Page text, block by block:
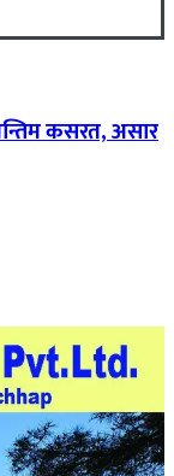
कसरत, असार